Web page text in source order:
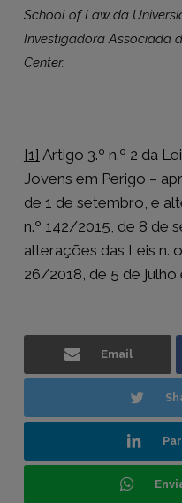
School of Law da
Investigadora Associada
Center.
[1] Artigo 3.º n.º 2 da
Jovens em Perigo –
de 1 de setembro, e
n.º 142/2015, de 8 de
alterações das Leis n.
26/2018, de 5 de julho
Email